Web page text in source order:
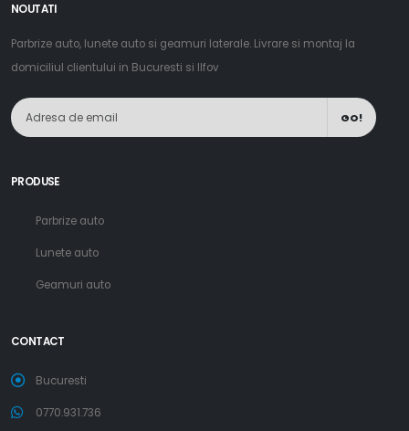
NOUTATI
Parbrize auto, lunete auto si geamuri laterale. Livrare si montaj la
domiciliul clientului in Bucuresti si Ilfov
GO!
PRODUSE
Parbrize auto
Lunete auto
Geamuri auto
CONTACT
Bucuresti
0770.931.736